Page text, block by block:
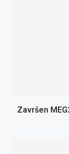
Završen